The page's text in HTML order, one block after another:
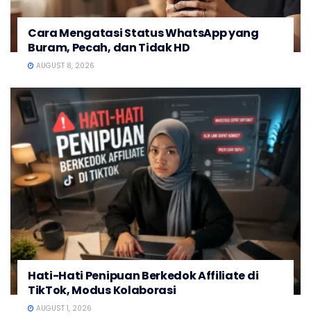
Cara Mengatasi Status WhatsApp yang
Buram, Pecah, dan Tidak HD
AUGUST 8, 2026
Hati-Hati Penipuan Berkedok Affiliate di
TikTok, Modus Kolaborasi
AUGUST 1, 2026